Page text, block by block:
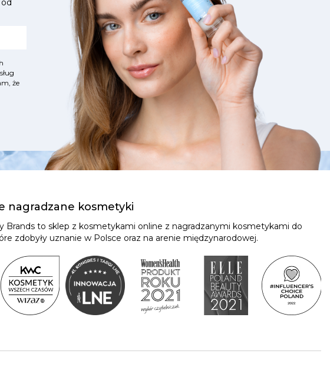
że
nagradzane kosmetyki
Brands to sklep z kosmetykami online z nagradzanymi kosmetykami do
zdobyły uznanie w Polsce oraz na arenie międzynarodowej.